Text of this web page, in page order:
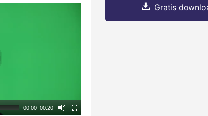
00:00 | 00:20
Gratis